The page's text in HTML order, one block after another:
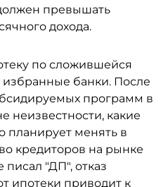
превышать
дохода.
по сложившейся
избранные банки. После
программ в
неизвестности, какие
планирует менять в
кредиторов на рынке
писал "ДП", отказ
ипотеки приводит к